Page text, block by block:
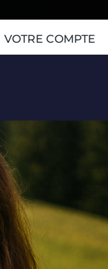
VOTRE COMPTE